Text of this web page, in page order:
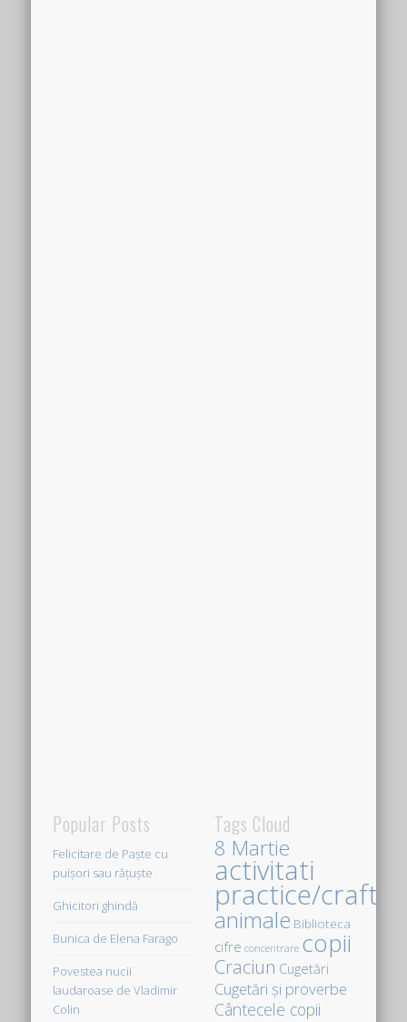
Popular Posts
Felicitare de Paște cu
puișori sau rățuște
Ghicitori ghindă
Bunica de Elena Farago
Povestea nucii
laudaroase de Vladimir
Colin
Tags Cloud
8 Martie
activitati
practice/crafts
animale Biblioteca
cifre concentrare copii
Craciun Cugetări
Cugetări şi proverbe
Cântecele copii